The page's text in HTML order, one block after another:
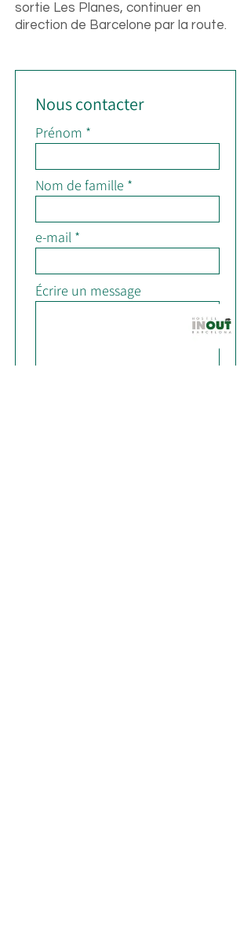
sortie Les Planes, continuer en
direction de Barcelone par la route.
Nous contacter
Prénom
Nom de famille
e-mail
Écrire un message